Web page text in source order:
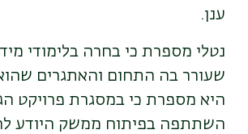
ענן.
נטלי מספרת כי בחרה בלימודי
שעורר בה התחום והאתגרים
היא מספרת כי במסגרת פרויקט
השתתפה בפיתוח ממשק היודע